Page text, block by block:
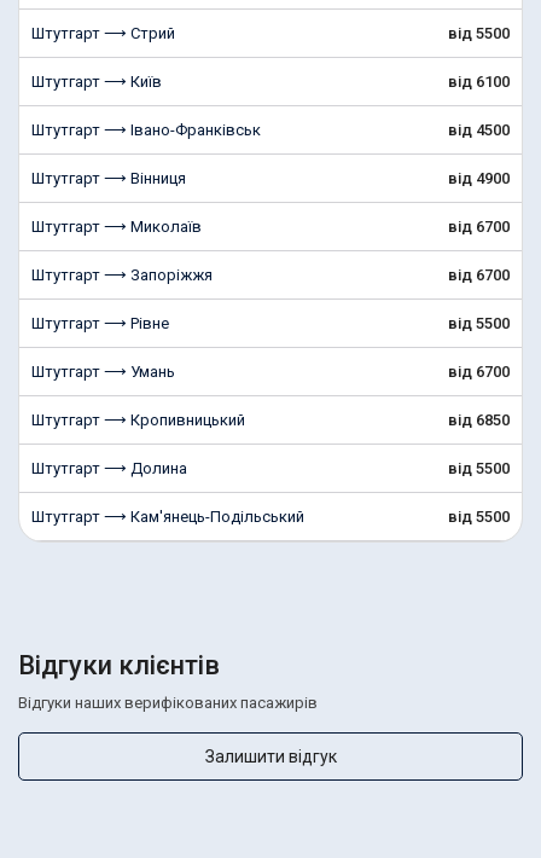
Штутгарт ⟶ Стрий від 5500
Штутгарт ⟶ Київ від 6100
Штутгарт ⟶ Івано-Франківськ від 4500
Штутгарт ⟶ Вінниця від 4900
Штутгарт ⟶ Миколаїв від 6700
Штутгарт ⟶ Запоріжжя від 6700
Штутгарт ⟶ Рівне від 5500
Штутгарт ⟶ Умань від 6700
Штутгарт ⟶ Кропивницький від 6850
Штутгарт ⟶ Долина від 5500
Штутгарт ⟶ Кам'янець-Подільський від 5500
Відгуки клієнтів
Відгуки наших верифікованих пасажирів
Залишити відгук